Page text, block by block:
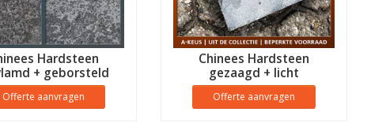
Hardsteen
+ geborsteld
Offerte aanvragen
Chinees Hardsteen
gezaagd + licht
getrommeld
Offerte aanvragen